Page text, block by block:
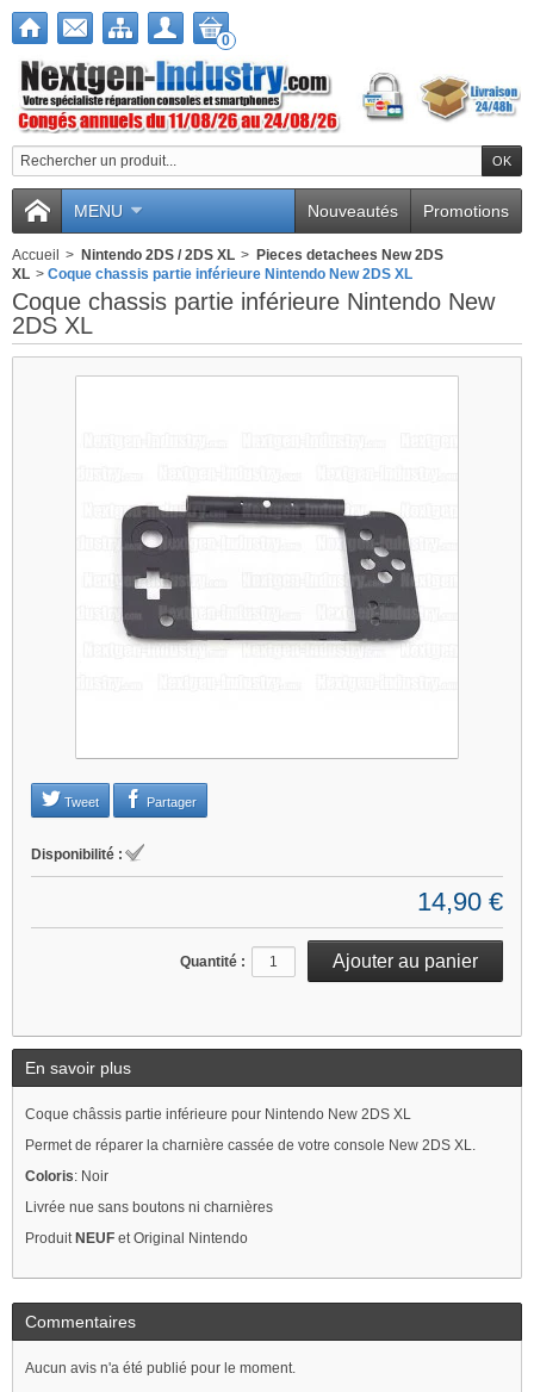
0
MENU Promotions
Nouveautés
Accueil > Nintendo 2DS / 2DS XL > Pieces detachees New 2DS
XL > Coque chassis partie inférieure Nintendo New 2DS XL
Coque chassis partie inférieure Nintendo New
2DS XL
Tweet Partager
Disponibilité :
14,90 €
Quantité :
En savoir plus
Coque châssis partie inférieure pour Nintendo New 2DS XL
Permet de réparer la charnière cassée de votre console New 2DS XL.
Coloris: Noir
Livrée nue sans boutons ni charnières
ProduitNEUF et Original Nintendo
Commentaires
Aucun avis n'a été publié pour le moment.